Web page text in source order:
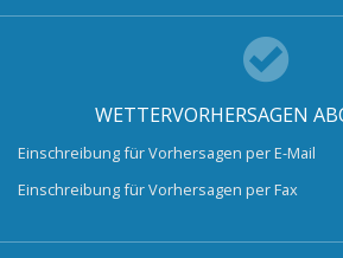
WETTERVORHERSAGEN
Einschreibung für Vorhersagen per E-Mail
Einschreibung für Vorhersagen per Fax